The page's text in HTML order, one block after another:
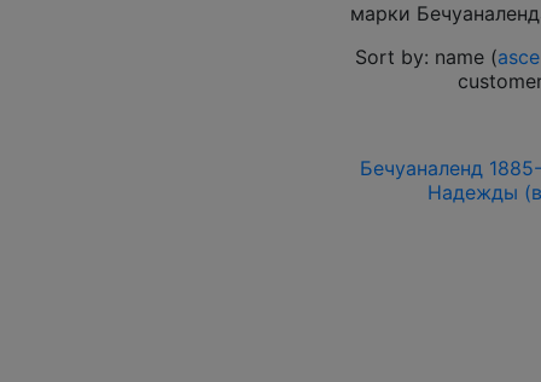
марки
Sort by: name (
Бечуаналенд
Надежды